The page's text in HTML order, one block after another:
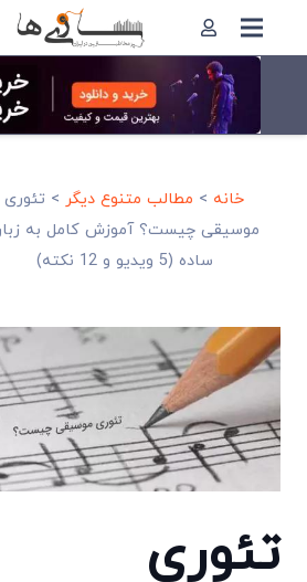
خانه > مطالب متنوع دیگر> تئوری
موسیقی چیست؟ آموزش کامل به
ساده (5 ویدیو و 12 نکته)
تئوری